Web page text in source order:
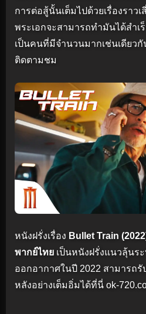
การต่อสู้นั้นเต็มไปด้วยเรื่องราว
พระเอกจะสามารถทำมันได้สำเ
เป็นคนที่มีจำนวนมากเช่นเดียวกั
ติดตามชม
หนังฝรั่งเรื่อง Bullet Train
พากย์ไทย เป็นหนังฝรั่งแนวลุ้นร
ออกอากาศในปี 2022 สามารถ
หลังอย่างเต็มอิ่มได้ที่นี่ ok-